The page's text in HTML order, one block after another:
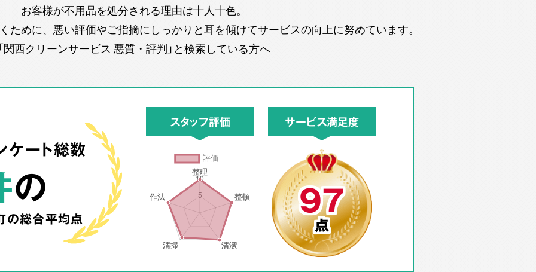
お客様が不用品を処分される理由は十人十色。
ために、悪い評価やご指摘にしっかりと耳を傾けてサービスの向上に努めています。
関西クリーンサービス 悪質・評判」と検索している方へ
ケート総数
の
の総合平均点
スタッフ評価 サービス満足度
97
点